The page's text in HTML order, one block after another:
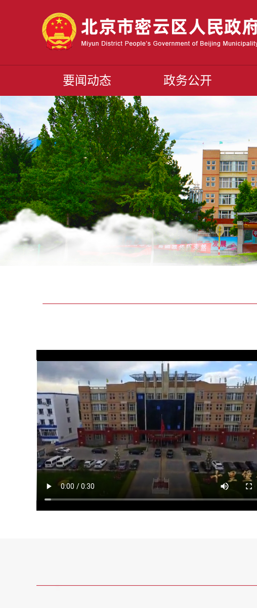
要闻动态 政务公开